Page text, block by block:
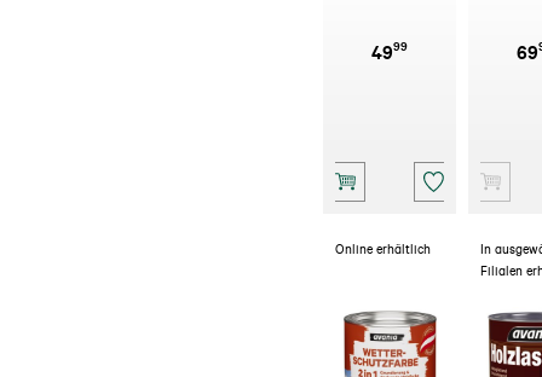
4999 69
Online erhältlich
In
Filialen